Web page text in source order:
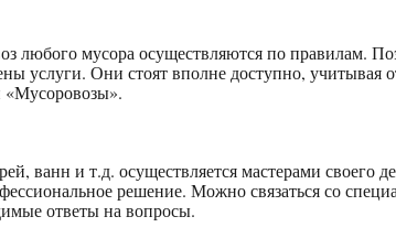
любого мусора осуществляются по правилам.
услуги. Они стоят вполне доступно, учитывая
«Мусоровозы».
ванн и т.д. осуществляется мастерами своего
решение. Можно связаться со
ответы на вопросы.